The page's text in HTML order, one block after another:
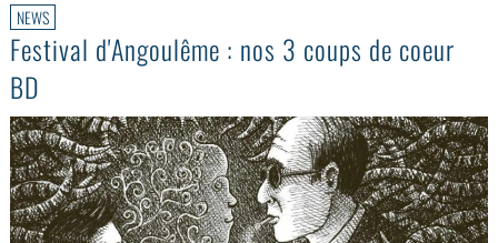
NEWS
Festival d'Angoulême : nos 3 coups de coeur
BD